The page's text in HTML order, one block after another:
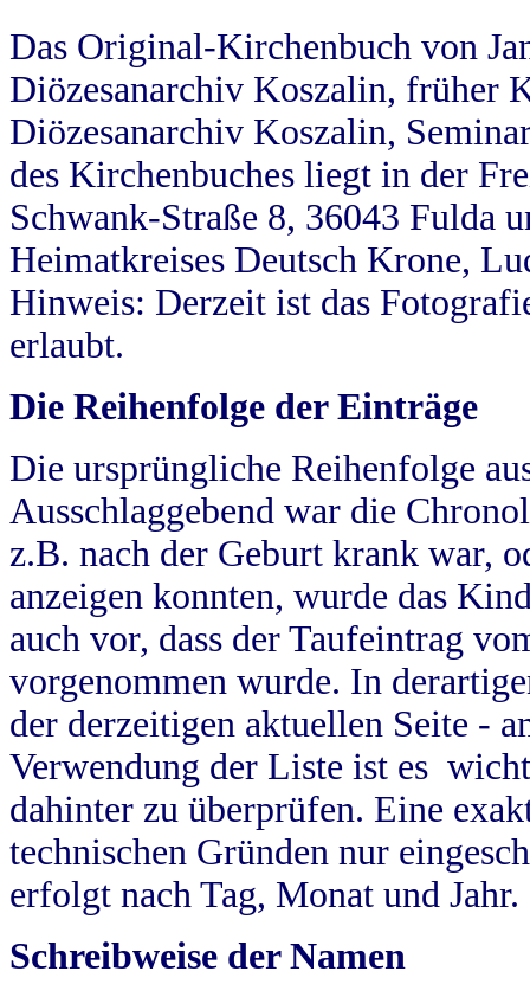
Das Original-Kirchenbuch von
Diözesanarchiv Koszalin, früher
Diözesanarchiv Koszalin,
des Kirchenbuches liegt in der
Schwank-Straße 8, 36043 Fulda
Heimatkreises Deutsch Krone,
Hinweis: Derzeit ist das
erlaubt.
Die Reihenfolge der Einträge
Die ursprüngliche Reihenfolge
Ausschlaggebend war die
z.B. nach der Geburt krank war,
anzeigen konnten, wurde das
auch vor, dass der Taufeintrag
vorgenommen wurde. In
der derzeitigen aktuellen Seite -
Verwendung der Liste ist es
dahinter zu überprüfen. Eine
technischen Gründen nur
erfolgt nach Tag, Monat und Jahr.
Schreibweise der Namen